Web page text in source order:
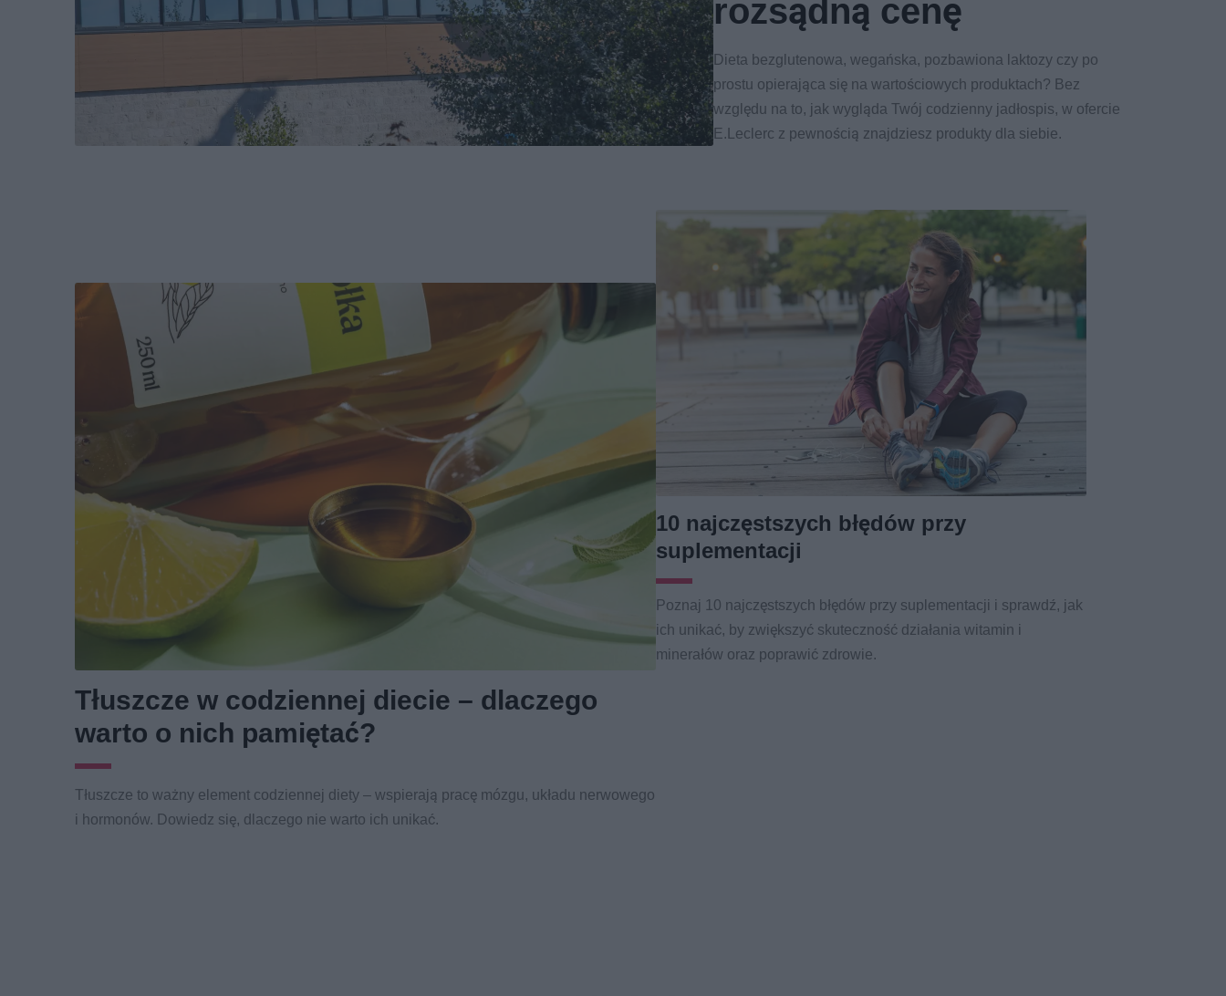
rozsądną cenę
Dieta bezglutenowa, wegańska, pozbawiona laktozy czy po
prostu opierająca się na wartościowych produktach? Bez
względu na to, jak wygląda Twój codzienny jadłospis, w ofercie
E.Leclerc z pewnością znajdziesz produkty dla siebie.
Tłuszcze w codziennej diecie – dlaczego
warto o nich pamiętać?
Tłuszcze to ważny element codziennej diety – wspierają pracę mózgu, układu nerwowego
i hormonów. Dowiedz się, dlaczego nie warto ich unikać.
10 najczęstszych błędów przy
suplementacji
Poznaj 10 najczęstszych błędów przy suplementacji i sprawdź, jak
ich unikać, by zwiększyć skuteczność działania witamin i
minerałów oraz poprawić zdrowie.